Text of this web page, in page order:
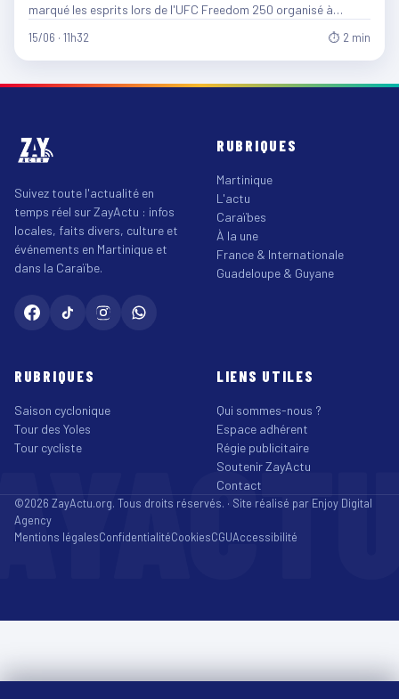
marqué les esprits lors de l'UFC Freedom 250 organisé à…
15/06 · 11h32 ⏱ 2 min
Suivez toute l'actualité en
temps réel sur ZayActu : infos
locales, faits divers, culture et
événements en Martinique et
dans la Caraïbe.
RUBRIQUES
Martinique
L'actu
Caraïbes
À la une
France & Internationale
Guadeloupe & Guyane
RUBRIQUES
Saison cyclonique
Tour des Yoles
Tour cycliste
LIENS UTILES
Qui sommes-nous ?
Espace adhérent
Régie publicitaire
Soutenir ZayActu
Contact
©2026 ZayActu.org. Tous droits réservés. · Site réalisé par Enjoy Digital
Agency
Mentions légalesConfidentialitéCookiesCGUAccessibilité